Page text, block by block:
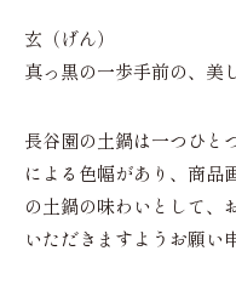
玄（げん）
真っ黒の一歩手前の、美
長谷園の土鍋は一つひと
による色幅があり、商品
の土鍋の味わいとして、
いただきますようお願い